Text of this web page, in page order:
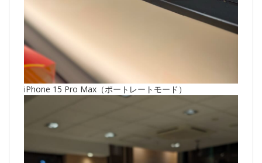
iPhone 15 Pro Max（ポートレートモード）